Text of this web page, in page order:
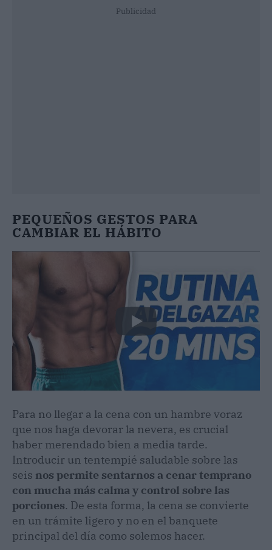
Publicidad
PEQUEÑOS GESTOS PARA
CAMBIAR EL HÁBITO
Para no llegar a la cena con un hambre voraz
que nos haga devorar la nevera, es crucial
haber merendado bien a media tarde.
Introducir un tentempié saludable sobre las
seis nos permite sentarnos a cenar temprano
con mucha más calma y control sobre las
porciones. De esta forma, la cena se convierte
en un trámite ligero y no en el banquete
principal del día como solemos hacer.